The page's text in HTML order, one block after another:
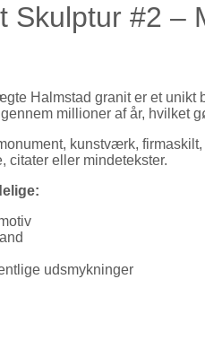
Skulptur #2 –
Halmstad granit er et unikt
millioner af år, hvilket
kunstværk,
citater eller mindetekster.
udsmykninger